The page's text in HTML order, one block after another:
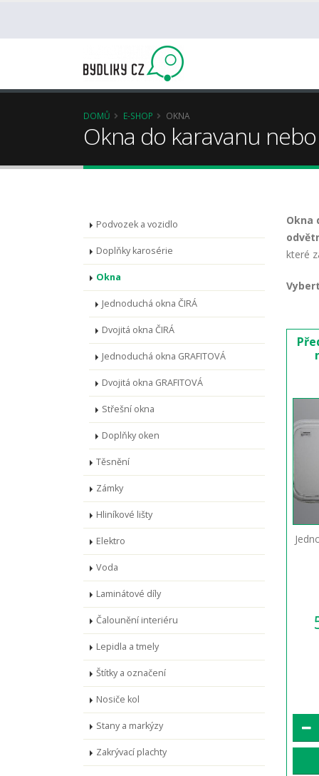
DOMŮ E-SHOP OKNA
Okna do karavanu
Podvozek a vozidlo
Doplňky karosérie
Okna
Jednoduchá okna ČIRÁ
Dvojitá okna ČIRÁ
Jednoduchá okna GRAFITOVÁ
Dvojitá okna GRAFITOVÁ
Střešní okna
Doplňky oken
Těsnění
Zámky
Hliníkové lišty
Elektro
Voda
Laminátové díly
Čalounění interiéru
Lepidla a tmely
Štítky a označení
Nosiče kol
Stany a markýzy
Zakrývací plachty
Okna
které